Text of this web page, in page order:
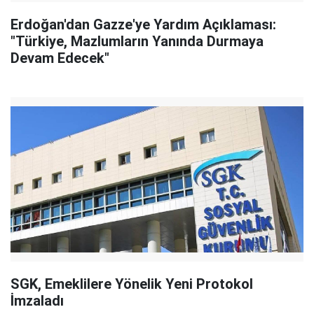
Erdoğan'dan Gazze'ye Yardım Açıklaması:
"Türkiye, Mazlumların Yanında Durmaya
Devam Edecek"
SGK, Emeklilere Yönelik Yeni Protokol
İmzaladı